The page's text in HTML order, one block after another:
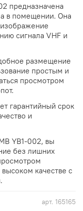
арт. 165165
предназначена
в помещении. Она
сигнала VHF и
размещение
простым и
просмотром
гарантийный срок
и
YB1-002, вы
без лишних
качестве с